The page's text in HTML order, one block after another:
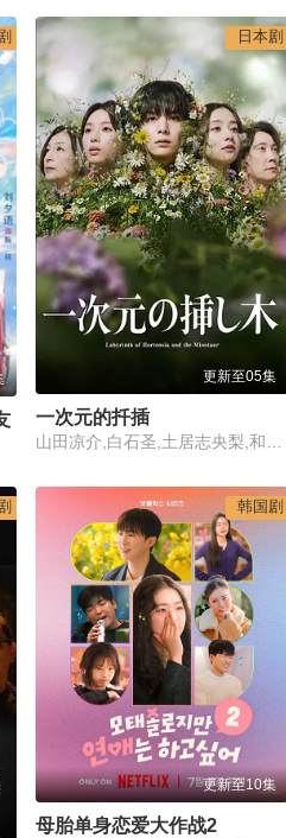
日本剧
更新至05集
一次元的扦插
韩国剧
更新至10集
母胎单身恋爱大作战2